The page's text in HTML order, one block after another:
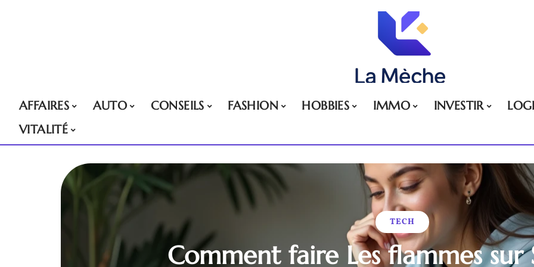
AFFAIRES AUTO CONSEILS FASHION HOBBIES IMMO INVESTIR
VITALITÉ
TECH
Comment faire Les flammes sur